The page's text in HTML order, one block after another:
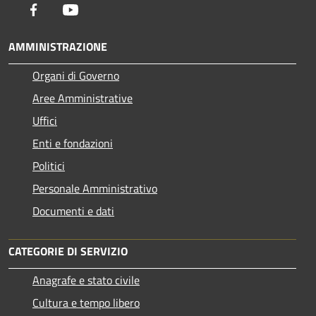
Facebook
AMMINISTRAZIONE
Organi di Governo
Aree Amministrative
Uffici
Enti e fondazioni
Politici
Personale Amministrativo
Documenti e dati
CATEGORIE DI SERVIZIO
Anagrafe e stato civile
Cultura e tempo libero